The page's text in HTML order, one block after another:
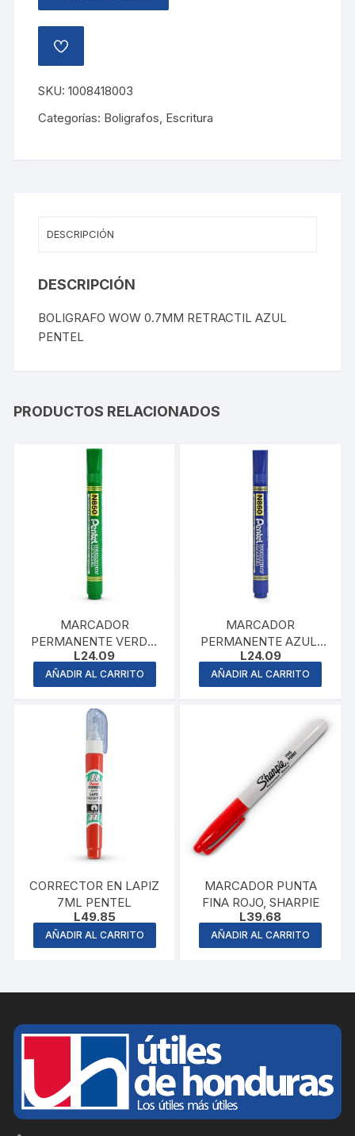
0.7MM
cantidad
AÑADIR
A
LISTA
DE
DESEOS
SKU:1008418003
Categorías: Boligrafos, Escritura
DESCRIPCIÓN
DESCRIPCIÓN
BOLIGRAFO WOW 0.7MM RETRACTIL AZUL
PENTEL
PRODUCTOS RELACIONADOS
MARCADOR
PERMANENTE VERDE,
PENTEL
L24.09
AÑADIR AL CARRITO
MARCADOR
PERMANENTE AZUL,
PENTEL
L24.09
AÑADIR AL CARRITO
CORRECTOR EN LAPIZ
7ML PENTEL
L49.85
AÑADIR AL CARRITO
MARCADOR PUNTA
FINA ROJO, SHARPIE
L39.68
AÑADIR AL CARRITO